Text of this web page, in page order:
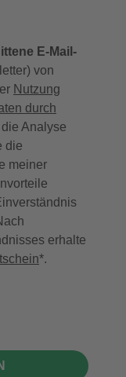
E-Mail-
von
Nutzung
durch
Analyse
die
meiner
erhalte
*.